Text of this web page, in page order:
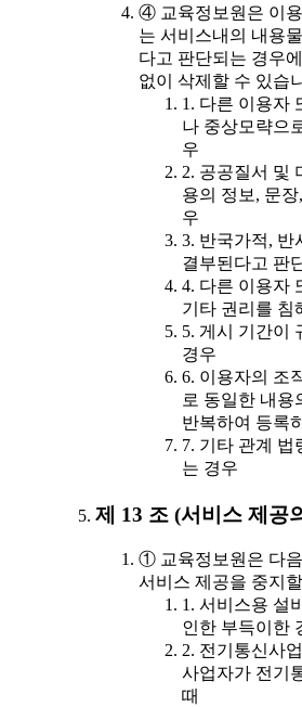
④ 교육정보원은 이
는 서비스내의 내용
다고 판단되는 경우
없이 삭제할 수 있습
1. 다른 이용자
나 중상모략으
우
2. 공공질서 및
용의 정보, 문
우
3. 반국가적, 반
결부된다고 판
4. 다른 이용자
기타 권리를 침
5. 게시 기간이
경우
6. 이용자의 조
로 동일한 내용
반복하여 등록
7. 기타 관계 법
는 경우
제 13 조 (서비스 제공
① 교육정보원은 다
서비스 제공을 중지
1. 서비스용 설
인한 부득이한
2. 전기통신사
사업자가 전기
때